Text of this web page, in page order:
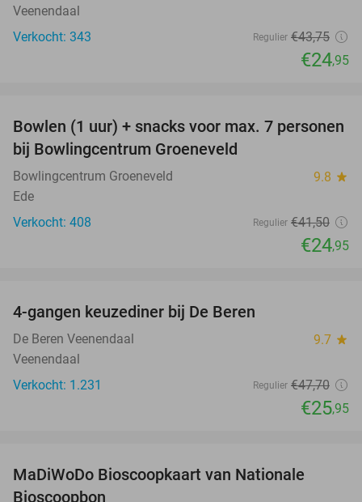
Veenendaal
Verkocht: 343
Regulier €43,75
€24,95
40%
Bowlen (1 uur) + snacks voor max. 7 personen
bij Bowlingcentrum Groeneveld
Bowlingcentrum Groeneveld 9.8 star
Ede
Verkocht: 408
Regulier €41,50
€24,95
4-gangen keuzediner bij De Beren
De Beren Veenendaal 9.7 star
Veenendaal
Verkocht: 1.231
Regulier €47,70
€25,95
MaDiWoDo Bioscoopkaart van Nationale
Bioscoopbon